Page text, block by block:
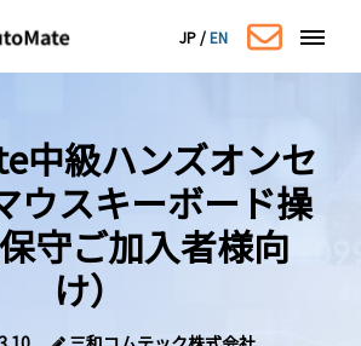
JP /EN
中級ハンズオンセ
ウスキーボード操
守ご加入者様向
け）